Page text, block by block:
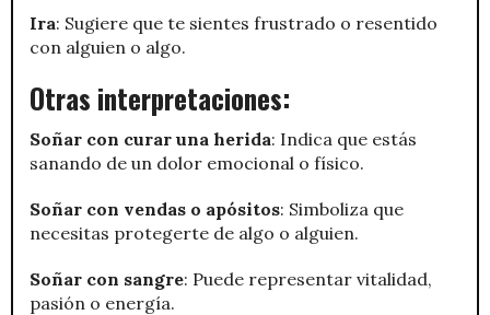
Ira: Sugiere que te sientes frustrado o resentido
con alguien o algo.
Otras interpretaciones:
Soñar con curar una herida: Indica que estás
sanando de un dolor emocional o físico.
Soñar con vendas o apósitos: Simboliza que
necesitas protegerte de algo o alguien.
Soñar con sangre: Puede representar vitalidad,
pasión o energía.